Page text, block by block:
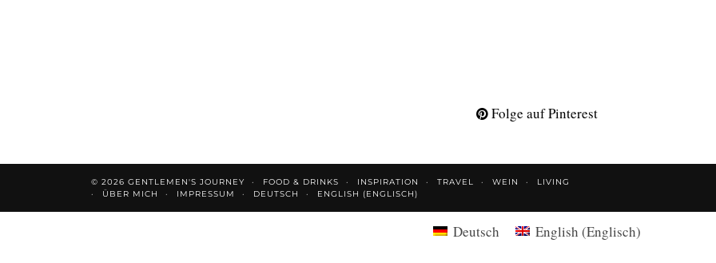
Folge auf Pinterest
© 2026 GENTLEMEN'S JOURNEY FOOD & DRINKS INSPIRATION TRAVEL WEIN
LIVING
ÜBER MICH
IMPRESSUM DEUTSCH ENGLISH (ENGLISCH)
Deutsch English (Englisch)